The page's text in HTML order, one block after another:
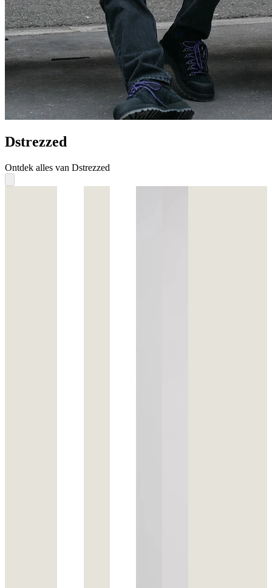
Dstrezzed
Ontdek alles van Dstrezzed